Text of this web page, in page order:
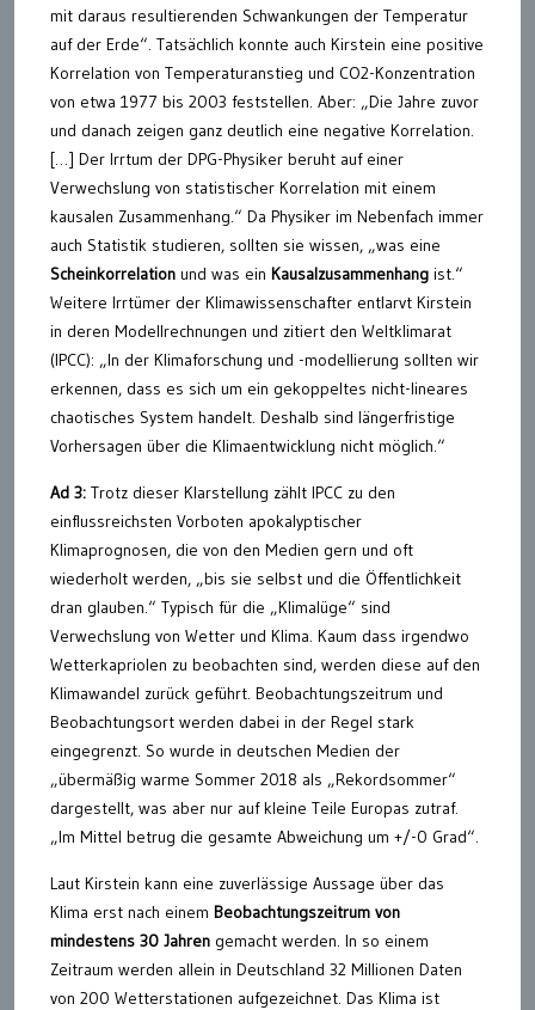
mit daraus resultierenden Schwankungen der Temperatur
auf der Erde“. Tatsächlich konnte auch Kirstein eine positive
Korrelation von Temperaturanstieg und CO2-Konzentration
von etwa 1977 bis 2003 feststellen. Aber: „Die Jahre zuvor
und danach zeigen ganz deutlich eine negative Korrelation.
[…] Der Irrtum der DPG-Physiker beruht auf einer
Verwechslung von statistischer Korrelation mit einem
kausalen Zusammenhang.“ Da Physiker im Nebenfach immer
auch Statistik studieren, sollten sie wissen, „was eine
Scheinkorrelation und was ein Kausalzusammenhang ist.“
Weitere Irrtümer der Klimawissenschafter entlarvt Kirstein
in deren Modellrechnungen und zitiert den Weltklimarat
(IPCC): „In der Klimaforschung und -modellierung sollten wir
erkennen, dass es sich um ein gekoppeltes nicht-lineares
chaotisches System handelt. Deshalb sind längerfristige
Vorhersagen über die Klimaentwicklung nicht möglich.“
Ad 3: Trotz dieser Klarstellung zählt IPCC zu den
einflussreichsten Vorboten apokalyptischer
Klimaprognosen, die von den Medien gern und oft
wiederholt werden, „bis sie selbst und die Öffentlichkeit
dran glauben.“ Typisch für die „Klimalüge“ sind
Verwechslung von Wetter und Klima. Kaum dass irgendwo
Wetterkapriolen zu beobachten sind, werden diese auf den
Klimawandel zurück geführt. Beobachtungszeitrum und
Beobachtungsort werden dabei in der Regel stark
eingegrenzt. So wurde in deutschen Medien der
„übermäßig warme Sommer 2018 als „Rekordsommer“
dargestellt, was aber nur auf kleine Teile Europas zutraf.
„Im Mittel betrug die gesamte Abweichung um +/-0 Grad“.
Laut Kirstein kann eine zuverlässige Aussage über das
Klima erst nach einem Beobachtungszeitrum von
mindestens 30 Jahren gemacht werden. In so einem
Zeitraum werden allein in Deutschland 32 Millionen Daten
von 200 Wetterstationen aufgezeichnet. Das Klima ist